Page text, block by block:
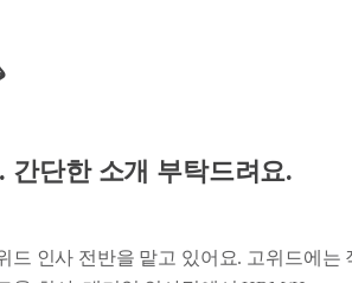
간단한 소개 부탁드려요.
드 인사 전반을 맡고 있어요. 고위드에는